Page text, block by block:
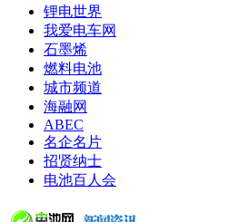
锂电世界
我爱电车网
石墨烯
燃料电池
城市频道
海融网
ABEC
名企名片
招贤纳士
电池百人会